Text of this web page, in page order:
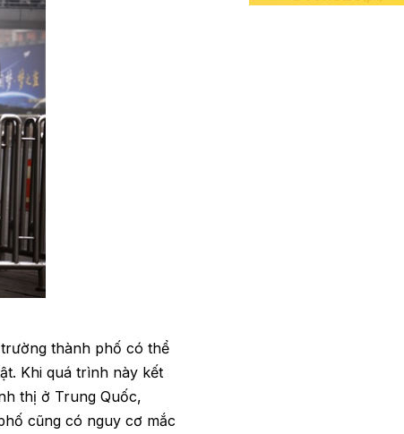
thành phố có thể
Khi quá trình này kết
thị ở Trung Quốc,
cũng có nguy cơ mắc